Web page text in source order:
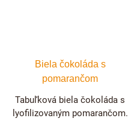
Biela čokoláda s
pomarančom
Tabuľková biela čokoláda s
lyofilizovaným pomarančom.